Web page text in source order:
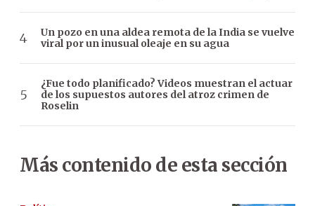
Un pozo en una aldea remota de la India se vuelve
viral por un inusual oleaje en su agua
¿Fue todo planificado? Videos muestran el actuar
de los supuestos autores del atroz crimen de
Roselin
Más contenido de esta sección